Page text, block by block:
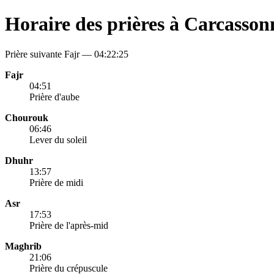
Horaire des prières à
Prière suivante Fajr — 04:22:25
Fajr
04:51
Prière d'aube
Chourouk
06:46
Lever du soleil
Dhuhr
13:57
Prière de midi
Asr
17:53
Prière de l'après-mid
Maghrib
21:06
Prière du crépuscule